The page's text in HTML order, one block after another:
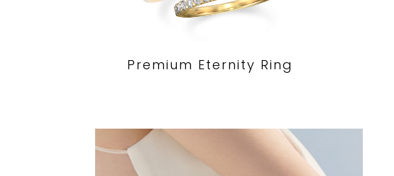
Premium Eternity Ring